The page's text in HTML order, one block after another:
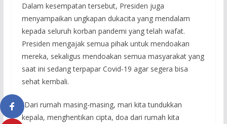
Dalam kesempatan tersebut, Presiden juga
menyampaikan ungkapan dukacita yang mendalam
kepada seluruh korban pandemi yang telah wafat.
Presiden mengajak semua pihak untuk mendoakan
mereka, sekaligus mendoakan semua masyarakat yang
saat ini sedang terpapar Covid-19 agar segera bisa
sehat kembali.
“Dari rumah masing-masing, mari kita tundukkan
kepala, menghentikan cipta, doa dari rumah kita